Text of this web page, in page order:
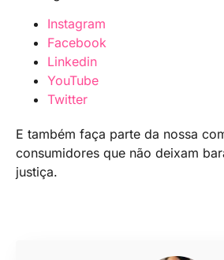
Instagram
Facebook
Linkedin
YouTube
Twitter
E também faça parte da nossa
consumidores que não deixam
justiça.